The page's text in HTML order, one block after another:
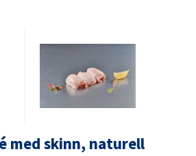
med skinn, naturell